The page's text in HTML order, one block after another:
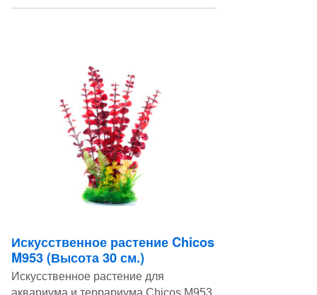
Искусственное растение Chicos
M953 (Высота 30 см.)
Искусственное растение для
аквариума и террариума Chicos M953